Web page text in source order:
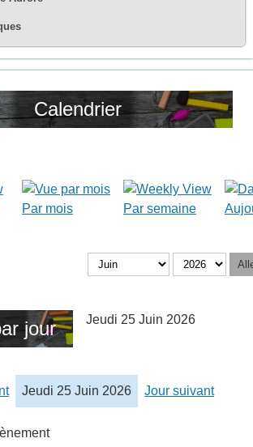
Calendrier
Par mois Par semaine
jour Jeudi 25 Juin 2026
Jeudi 25 Juin 2026 Jour suivant